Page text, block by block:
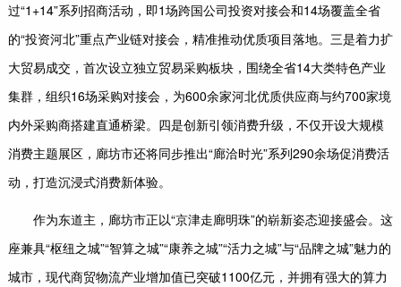
过“1+14”系列招商活动，即1场跨国公司投资对接会和14场覆盖全省
的“投资河北”重点产业链对接会，精准推动优质项目落地。三是着力扩
大贸易成交，首次设立独立贸易采购板块，围绕全省14大类特色产业
集群，组织16场采购对接会，为600余家河北优质供应商与约700家境
内外采购商搭建直通桥梁。四是创新引领消费升级，不仅开设大规模
消费主题展区，廊坊市还将同步推出“廊洽时光”系列290余场促消费活
动，打造沉浸式消费新体验。
作为东道主，廊坊市正以“京津走廊明珠”的崭新姿态迎接盛会。这
座兼具“枢纽之城”“智算之城”“康养之城”“活力之城”与“品牌之城”魅力的
城市，现代商贸物流产业增加值已突破1100亿元，并拥有强大的算力